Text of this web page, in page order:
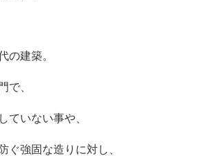
の建築。
で、
ていない事や、
ぐ強固な造りに対し、